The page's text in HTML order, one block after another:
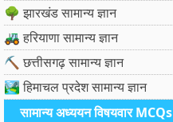
🌳 झारखंड सामान्य ज्ञान
🚜 हरियाणा सामान्य ज्ञान
⛏️ छत्तीसगढ़ सामान्य ज्ञान
🏞️ हिमाचल प्रदेश सामान्य ज्ञान
सामान्य अध्ययन विषयवार MCQs